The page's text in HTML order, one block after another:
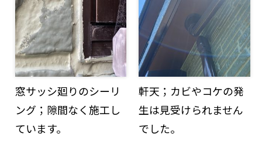
窓サッシ廻りのシーリ
ング；隙間なく施工し
ています。
軒天；カビやコケの発
生は見受けられません
でした。